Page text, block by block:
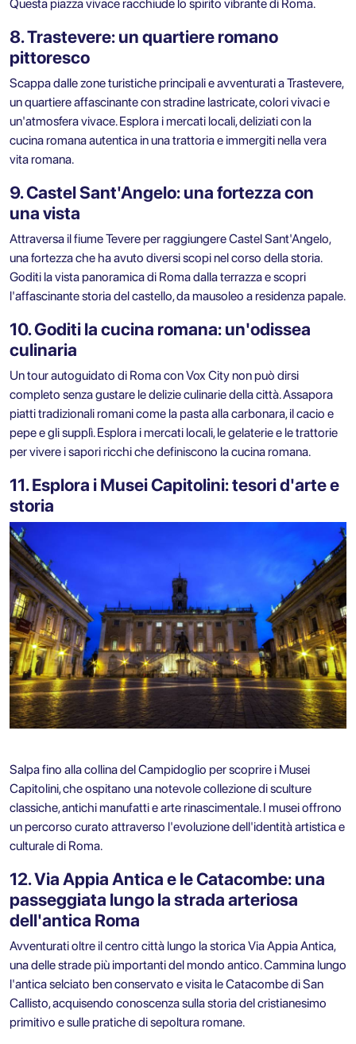
Questa piazza vivace racchiude lo spirito vibrante di Roma.
8. Trastevere: un quartiere romano
pittoresco
Scappa dalle zone turistiche principali e avventurati a Trastevere,
un quartiere affascinante con stradine lastricate, colori vivaci e
un'atmosfera vivace. Esplora i mercati locali, deliziati con la
cucina romana autentica in una trattoria e immergiti nella vera
vita romana.
9. Castel Sant'Angelo: una fortezza con
una vista
Attraversa il fiume Tevere per raggiungere Castel Sant'Angelo,
una fortezza che ha avuto diversi scopi nel corso della storia.
Goditi la vista panoramica di Roma dalla terrazza e scopri
l'affascinante storia del castello, da mausoleo a residenza papale.
10. Goditi la cucina romana: un'odissea
culinaria
Un tour autoguidato di Roma con Vox City non può dirsi
completo senza gustare le delizie culinarie della città. Assapora
piatti tradizionali romani come la pasta alla carbonara, il cacio e
pepe e gli supplì. Esplora i mercati locali, le gelaterie e le trattorie
per vivere i sapori ricchi che definiscono la cucina romana.
11. Esplora i Musei Capitolini: tesori d'arte e
storia
Salpa fino alla collina del Campidoglio per scoprire i Musei
Capitolini, che ospitano una notevole collezione di sculture
classiche, antichi manufatti e arte rinascimentale. I musei offrono
un percorso curato attraverso l'evoluzione dell'identità artistica e
culturale di Roma.
12. Via Appia Antica e le Catacombe: una
passeggiata lungo la strada arteriosa
dell'antica Roma
Avventurati oltre il centro città lungo la storica Via Appia Antica,
una delle strade più importanti del mondo antico. Cammina lungo
l'antica selciato ben conservato e visita le Catacombe di San
Callisto, acquisendo conoscenza sulla storia del cristianesimo
primitivo e sulle pratiche di sepoltura romane.